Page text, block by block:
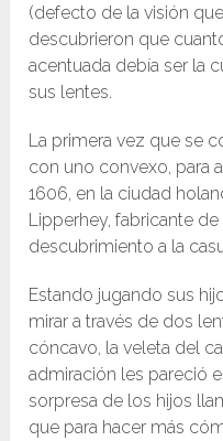
(defecto de la visión
descubrieron que
acentuada debía ser la
sus lentes.
La primera vez que se
con uno convexo, para
1606, en la ciudad
Lipperhey , fabricante
descubrimiento a la
Estando jugando sus
mirar a través de dos
cóncavo, la veleta del
admiración les pareció
sorpresa de los hijos
que para hacer más